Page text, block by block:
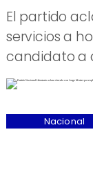
El partido
servicios a
candidato a
Nacional